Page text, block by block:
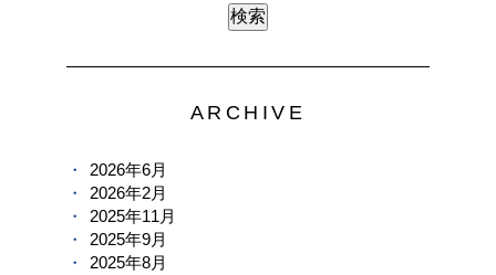
ARCHIVE
2026年6月
2026年2月
2025年11月
2025年9月
2025年8月